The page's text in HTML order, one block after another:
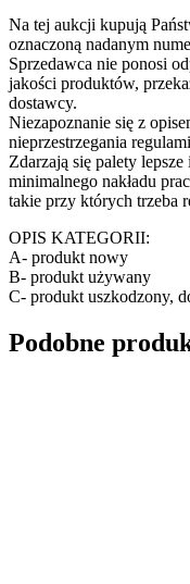
Na tej aukcji kupują
oznaczoną nadanym
Sprzedawca nie ponosi
jakości produktów,
dostawcy.
Niezapoznanie się z
nieprzestrzegania
Zdarzają się palety
minimalnego nakładu
takie przy których trzeba
OPIS KATEGORII:
A- produkt nowy
B- produkt używany
C- produkt uszkodzony,
Podobne